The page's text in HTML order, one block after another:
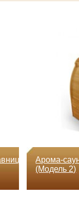
Арома-
(Модель 2)